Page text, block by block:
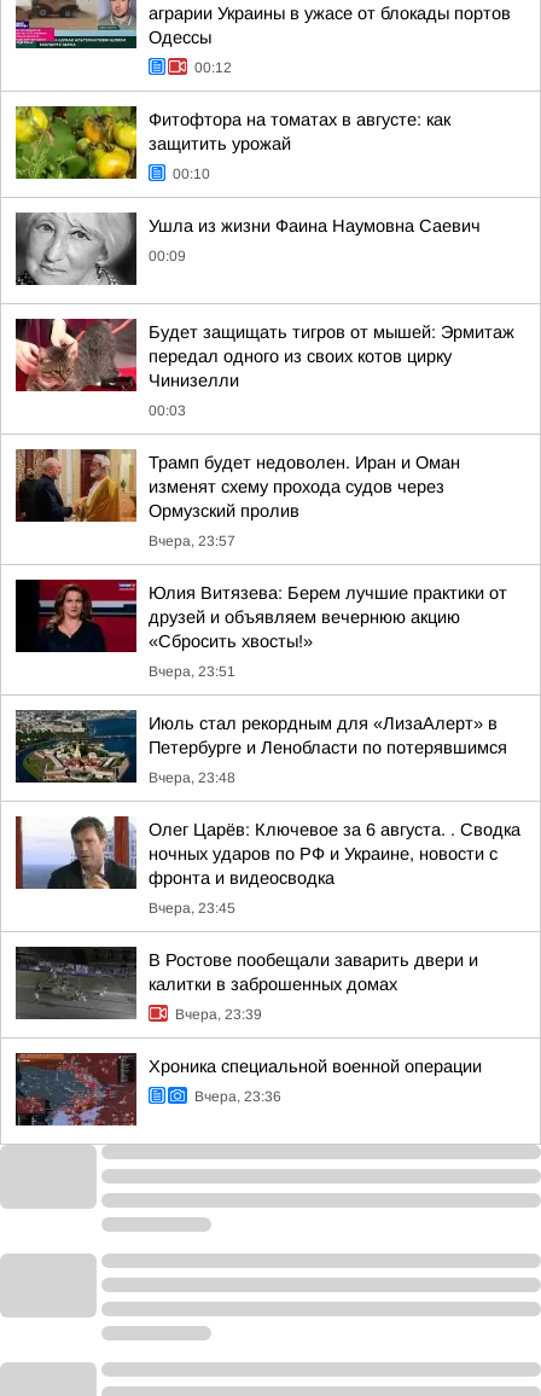
аграрии Украины в ужасе от блокады портов
Одессы
00:12
Фитофтора на томатах в августе: как
защитить урожай
00:10
Ушла из жизни Фаина Наумовна Саевич
00:09
Будет защищать тигров от мышей: Эрмитаж
передал одного из своих котов цирку
Чинизелли
00:03
Трамп будет недоволен. Иран и Оман
изменят схему прохода судов через
Ормузский пролив
Вчера, 23:57
Юлия Витязева: Берем лучшие практики от
друзей и объявляем вечернюю акцию
«Сбросить хвосты!»
Вчера, 23:51
Июль стал рекордным для «ЛизаАлерт» в
Петербурге и Ленобласти по потерявшимся
Вчера, 23:48
Олег Царёв: Ключевое за 6 августа. . Сводка
ночных ударов по РФ и Украине, новости с
фронта и видеосводка
Вчера, 23:45
В Ростове пообещали заварить двери и
калитки в заброшенных домах
Вчера, 23:39
Хроника специальной военной операции
Вчера, 23:36